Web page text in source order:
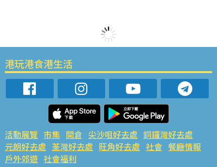
港玩港食港生活
活動展覽 市集 開倉 尖沙咀好去處 銅鑼灣好去處
元朗好去處 荃灣好去處 旺角好去處 社會 餐廳情報
戶外郊遊 社會福利